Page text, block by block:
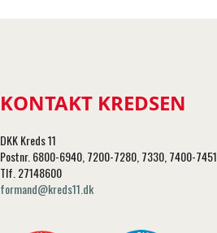
KONTAKT KREDSEN
DKK Kreds 11
Postnr. 6800-6940, 7200-7280, 7330, 7400-7451
Tlf. 27148600
formand@kreds11.dk